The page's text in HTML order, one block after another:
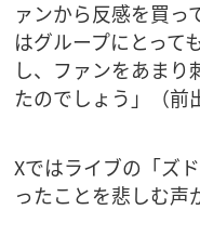
ァンから反感を買っ
はグループにとって
し、ファンをあまり
たのでしょう」（前
Xではライブの「ズ
ったことを悲しむ声